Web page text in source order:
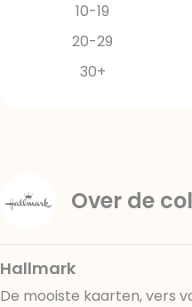
10-19
20-29
30+
Over de
Hallmark
De mooiste kaarten, vers